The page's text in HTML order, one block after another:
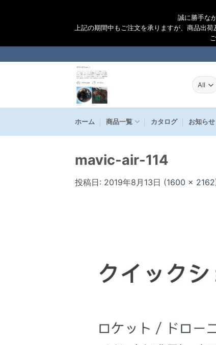
誠に勝手なが
上記の期間中もご注文を承りますが、商品出
to
ホーム 商品一覧 カタログ お知らせ
mavic-air-114
投稿日: 2019年8月13日 (1600 × 2162